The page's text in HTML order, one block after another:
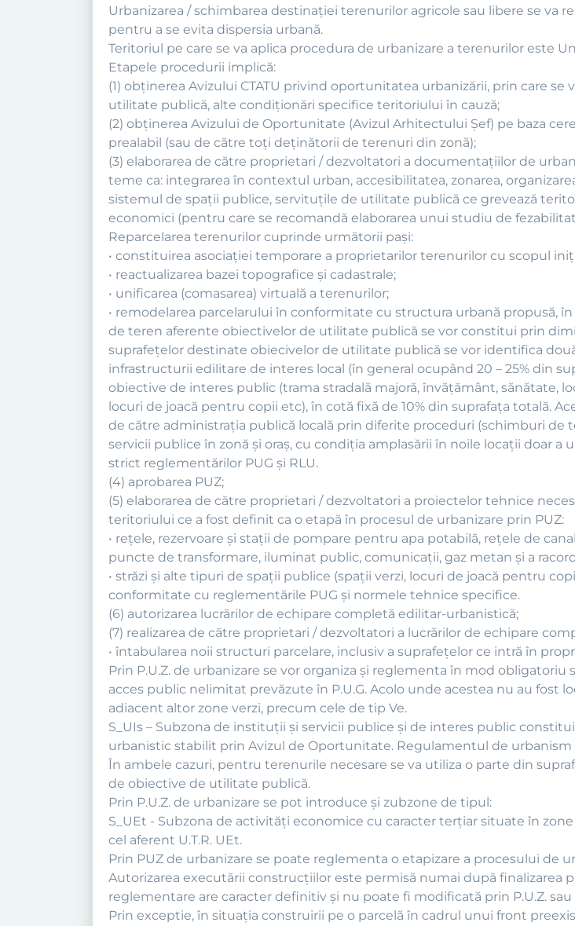
Urbanizarea / schimbarea destinaţiei terenurilor agricole sau libere se va
pentru a se evita dispersia urbană.
Teritoriul pe care se va aplica procedura de urbanizare a terenurilor este
Etapele procedurii implică:
(1) obţinerea Avizului CTATU privind oportunitatea urbanizării, prin care
utilitate publică, alte condiţionări specifice teritoriului în cauză;
(2) obţinerea Avizului de Oportunitate (Avizul Arhitectului Şef) pe baza
prealabil (sau de către toţi deţinătorii de terenuri din zonă);
(3) elaborarea de către proprietari / dezvoltatori a documentaţiilor de
teme ca: integrarea în contextul urban, accesibilitatea, zonarea,
sistemul de spaţii publice, servituţile de utilitate publică ce grevează
economici (pentru care se recomandă elaborarea unui studiu de
Reparcelarea terenurilor cuprinde următorii paşi:
• constituirea asociaţiei temporare a proprietarilor terenurilor cu scopul
• reactualizarea bazei topografice şi cadastrale;
• unificarea (comasarea) virtuală a terenurilor;
• remodelarea parcelarului în conformitate cu structura urbană propusă,
de teren aferente obiectivelor de utilitate publică se vor constitui prin
suprafeţelor destinate obiecivelor de utilitate publică se vor identifica
infrastructurii edilitare de interes local (în general ocupând 20 – 25% din
obiective de interes public (trama stradală majoră, învăţământ, sănătate,
locuri de joacă pentru copii etc), în cotă fixă de 10% din suprafaţa totală.
de către administraţia publică locală prin diferite proceduri (schimburi de
servicii publice în zonă şi oraş, cu condiţia amplasării în noile locaţii doar
strict reglementărilor PUG şi RLU.
(4) aprobarea PUZ;
(5) elaborarea de către proprietari / dezvoltatori a proiectelor tehnice
teritoriului ce a fost definit ca o etapă în procesul de urbanizare prin PUZ:
• reţele, rezervoare şi staţii de pompare pentru apa potabilă, reţele de
puncte de transformare, iluminat public, comunicaţii, gaz metan şi a
• străzi şi alte tipuri de spaţii publice (spaţii verzi, locuri de joacă pentru
conformitate cu reglementările PUG şi normele tehnice specifice.
(6) autorizarea lucrărilor de echipare completă edilitar-urbanistică;
(7) realizarea de către proprietari / dezvoltatori a lucrărilor de echipare
• întabularea noii structuri parcelare, inclusiv a suprafeţelor ce intră în
Prin P.U.Z. de urbanizare se vor organiza şi reglementa în mod obligatoriu
acces public nelimitat prevăzute în P.U.G. Acolo unde acestea nu au fost
adiacent altor zone verzi, precum cele de tip Ve.
S_UIs – Subzona de instituţii şi servicii publice şi de interes public
urbanistic stabilit prin Avizul de Oportunitate. Regulamentul de urbanism
În ambele cazuri, pentru terenurile necesare se va utiliza o parte din
de obiective de utilitate publică.
Prin P.U.Z. de urbanizare se pot introduce şi zubzone de tipul:
S_UEt - Subzona de activităţi economice cu caracter terţiar situate în
cel aferent U.T.R. UEt.
Prin PUZ de urbanizare se poate reglementa o etapizare a procesului de
Autorizarea executării construcţiilor este permisă numai după finalizarea
reglementare are caracter definitiv şi nu poate fi modificată prin P.U.Z. sau
Prin exceptie, în situaţia construirii pe o parcelă în cadrul unui front